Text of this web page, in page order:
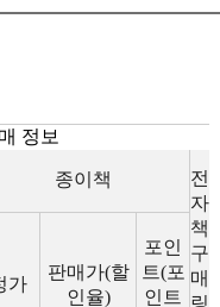
정보
종이책
전
자
책
구
매
가
판매가(할
인율)
포인
트(포
인트